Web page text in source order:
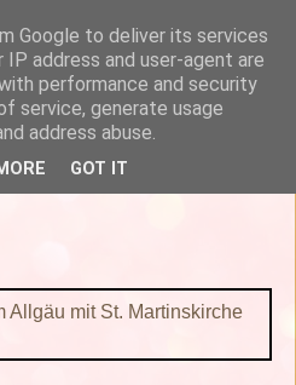
Google to deliver its services
address and user-agent are
performance and security
service, generate usage
address abuse.
GOT IT